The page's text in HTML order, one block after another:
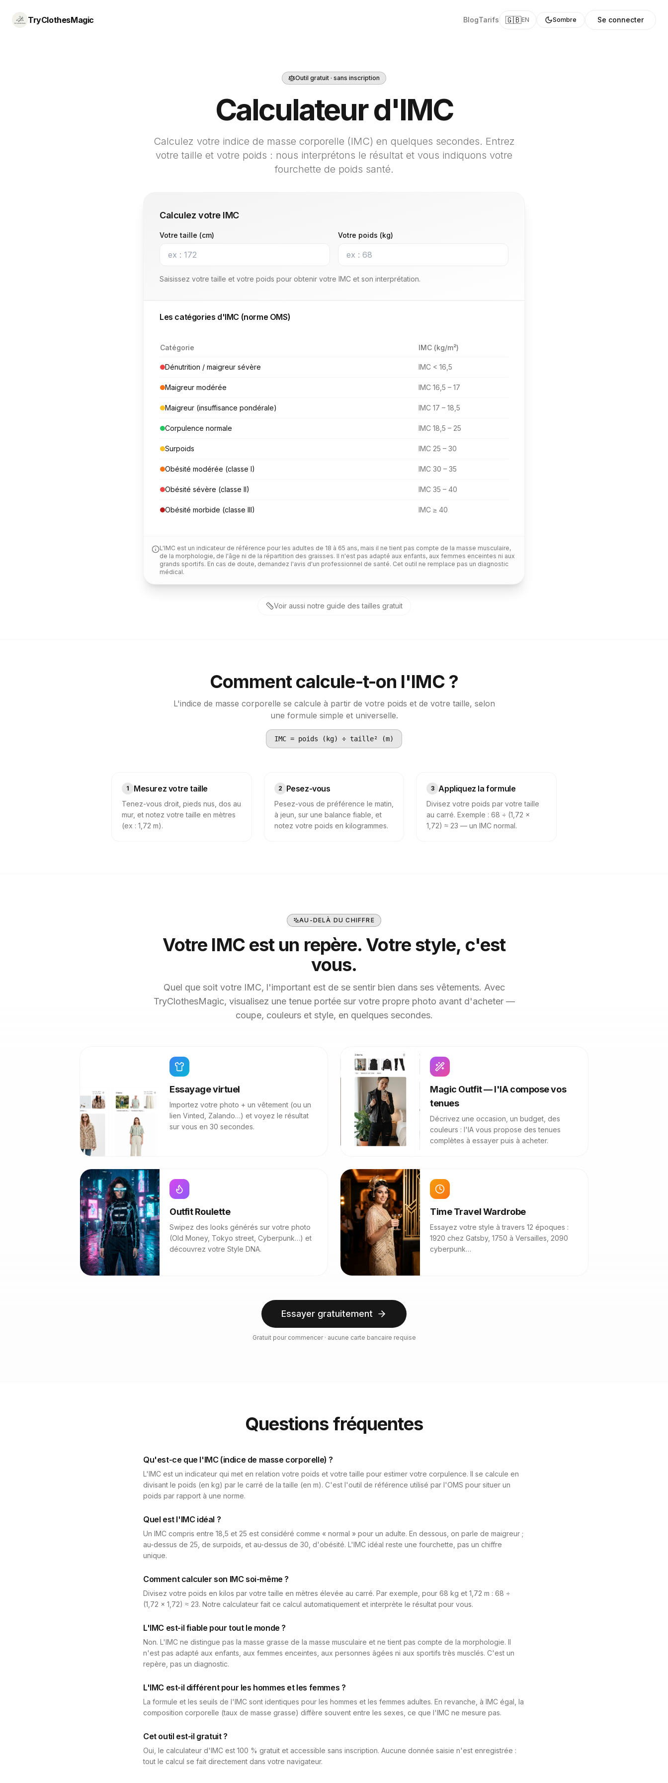
TryClothesMagic BlogTarifs 🇬🇧EN Sombre Se connecter
Outil gratuit · sans inscription
Calculateur d'IMC
Calculez votre indice de masse corporelle (IMC) en quelques secondes. Entrez
votre taille et votre poids : nous interprétons le résultat et vous indiquons votre
fourchette de poids santé.
Calculez votre IMC
Votre taille (cm) Votre poids (kg)
Saisissez votre taille et votre poids pour obtenir votre IMC et son interprétation.
Les catégories d'IMC (norme OMS)
Catégorie IMC (kg/m²)
Dénutrition / maigreur sévère IMC < 16,5
Maigreur modérée IMC 16,5 – 17
Maigreur (insuffisance pondérale) IMC 17 – 18,5
Corpulence normale IMC 18,5 – 25
Surpoids IMC 25 – 30
Obésité modérée (classe I) IMC 30 – 35
Obésité sévère (classe II) IMC 35 – 40
Obésité morbide (classe III) IMC ≥ 40
L'IMC est un indicateur de référence pour les adultes de 18 à 65 ans, mais il ne tient pas compte de la masse musculaire,
de la morphologie, de l'âge ni de la répartition des graisses. Il n'est pas adapté aux enfants, aux femmes enceintes ni aux
grands sportifs. En cas de doute, demandez l'avis d'un professionnel de santé. Cet outil ne remplace pas un diagnostic
médical.
Voir aussi notre guide des tailles gratuit
Comment calcule-t-on l'IMC ?
L'indice de masse corporelle se calcule à partir de votre poids et de votre taille, selon
une formule simple et universelle.
IMC = poids (kg) ÷ taille² (m)
1 Mesurez votre taille
Tenez-vous droit, pieds nus, dos au
mur, et notez votre taille en mètres
(ex : 1,72 m).
2 Pesez-vous
Pesez-vous de préférence le matin,
à jeun, sur une balance fiable, et
notez votre poids en kilogrammes.
3 Appliquez la formule
Divisez votre poids par votre taille
au carré. Exemple : 68 ÷ (1,72 ×
1,72) ≈ 23 — un IMC normal.
AU-DELÀ DU CHIFFRE
Votre IMC est un repère. Votre style, c'est
vous.
Quel que soit votre IMC, l'important est de se sentir bien dans ses vêtements. Avec
TryClothesMagic, visualisez une tenue portée sur votre propre photo avant d'acheter —
coupe, couleurs et style, en quelques secondes.
Essayage virtuel
Importez votre photo + un vêtement (ou un
lien Vinted, Zalando…) et voyez le résultat
sur vous en 30 secondes.
Magic Outfit — l'IA compose vos
tenues
Décrivez une occasion, un budget, des
couleurs : l'IA vous propose des tenues
complètes à essayer puis à acheter.
Outfit Roulette
Swipez des looks générés sur votre photo
(Old Money, Tokyo street, Cyberpunk…) et
découvrez votre Style DNA.
Time Travel Wardrobe
Essayez votre style à travers 12 époques :
1920 chez Gatsby, 1750 à Versailles, 2090
cyberpunk…
Essayer gratuitement
Gratuit pour commencer · aucune carte bancaire requise
Questions fréquentes
Qu'est-ce que l'IMC (indice de masse corporelle) ?
L'IMC est un indicateur qui met en relation votre poids et votre taille pour estimer votre corpulence. Il se calcule en
divisant le poids (en kg) par le carré de la taille (en m). C'est l'outil de référence utilisé par l'OMS pour situer un
poids par rapport à une norme.
Quel est l'IMC idéal ?
Un IMC compris entre 18,5 et 25 est considéré comme « normal » pour un adulte. En dessous, on parle de maigreur ;
au-dessus de 25, de surpoids, et au-dessus de 30, d'obésité. L'IMC idéal reste une fourchette, pas un chiffre
unique.
Comment calculer son IMC soi-même ?
Divisez votre poids en kilos par votre taille en mètres élevée au carré. Par exemple, pour 68 kg et 1,72 m : 68 ÷
(1,72 × 1,72) ≈ 23. Notre calculateur fait ce calcul automatiquement et interprète le résultat pour vous.
L'IMC est-il fiable pour tout le monde ?
Non. L'IMC ne distingue pas la masse grasse de la masse musculaire et ne tient pas compte de la morphologie. Il
n'est pas adapté aux enfants, aux femmes enceintes, aux personnes âgées ni aux sportifs très musclés. C'est un
repère, pas un diagnostic.
L'IMC est-il différent pour les hommes et les femmes ?
La formule et les seuils de l'IMC sont identiques pour les hommes et les femmes adultes. En revanche, à IMC égal, la
composition corporelle (taux de masse grasse) diffère souvent entre les sexes, ce que l'IMC ne mesure pas.
Cet outil est-il gratuit ?
Oui, le calculateur d'IMC est 100 % gratuit et accessible sans inscription. Aucune donnée saisie n'est enregistrée :
tout le calcul se fait directement dans votre navigateur.